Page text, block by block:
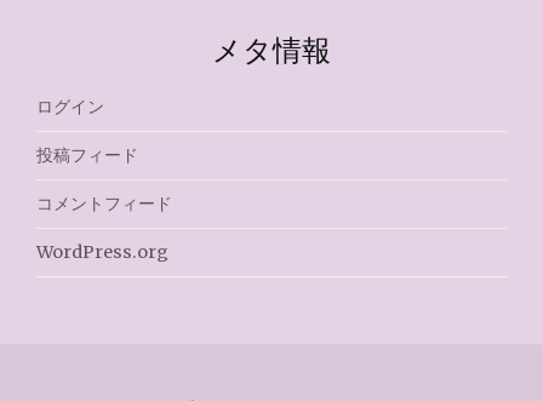
メタ情報
ログイン
投稿フィード
コメントフィード
WordPress.org